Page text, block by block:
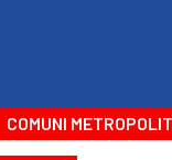
COMUNI